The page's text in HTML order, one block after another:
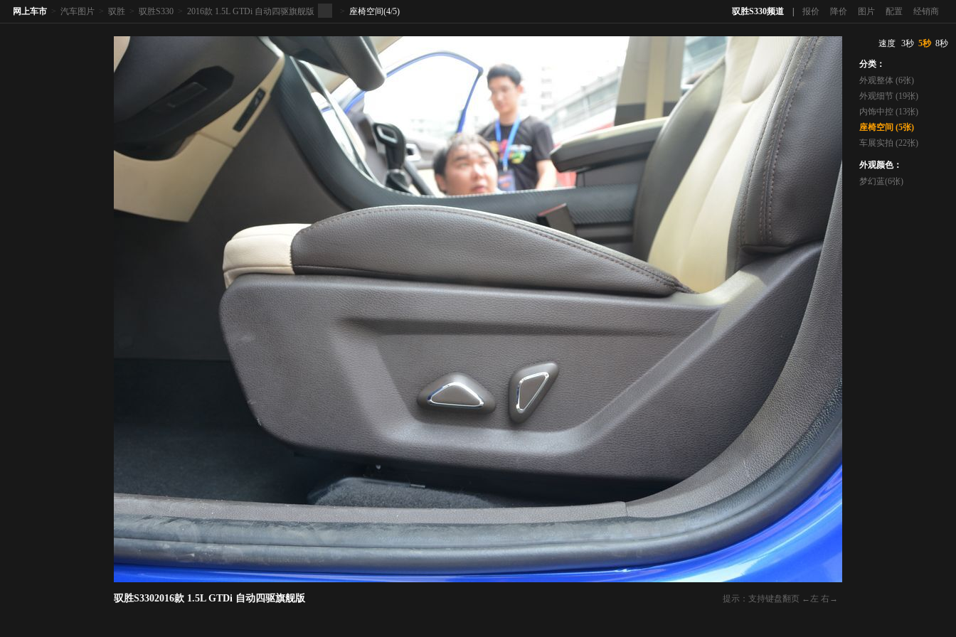
驭胜S330频道 报价 降价 图片 配置 经销商
网上车市 > 汽车图片 > 驭胜 > 驭胜S330 > 2016款 1.5L GTDi 自动四驱旗舰版 > 座椅空间(4/5)
提示：支持键盘翻页 ←左 右→
驭胜S3302016款 1.5L GTDi 自动四驱旗舰版
速度 3秒 5秒 8秒
分类：
外观整体 (6张)
外观细节 (19张)
内饰中控 (13张)
座椅空间 (5张)
车展实拍 (22张)
外观颜色：
梦幻蓝(6张)